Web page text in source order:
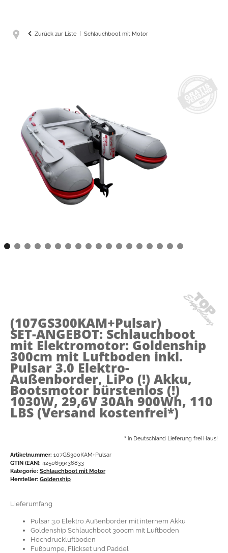
Zurück zur Liste Schlauchboot mit Motor
(107GS300KAM+Pulsar)
SET-ANGEBOT: Schlauchboot
mit Elektromotor: Goldenship
300cm mit Luftboden inkl.
Pulsar 3.0 Elektro-
Außenborder, LiPo (!) Akku,
Bootsmotor bürstenlos (!)
1030W, 29,6V 30Ah 900Wh, 110
LBS (Versand kostenfrei*)
* in Deutschland Lieferung frei Haus!
Artikelnummer: 107GS300KAM+Pulsar
GTIN (EAN): 4250699436833
Kategorie: Schlauchboot mit Motor
Hersteller: Goldenship
Lieferumfang
Pulsar 3.0 Elektro Außenborder mit internem Akku
Goldenship Schlauchboot 300cm mit Luftboden
Hochdruckluftboden
Fußpumpe, Flickset und Paddel